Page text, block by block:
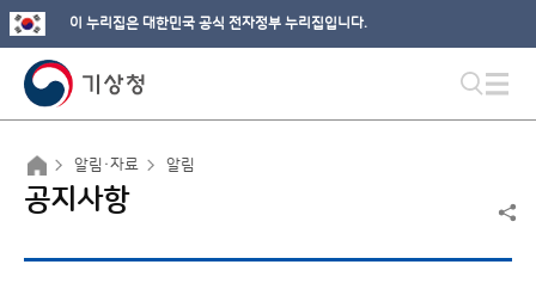
이 누리집은 대한민국 공식 전자정부 누리집입니다.
알림·자료 알림
공지사항